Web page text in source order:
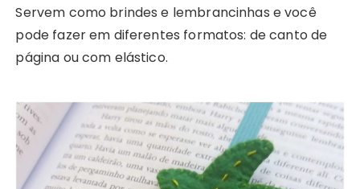
Servem como brindes e lembrancinhas e você
pode fazer em diferentes formatos: de canto de
página ou com elástico.